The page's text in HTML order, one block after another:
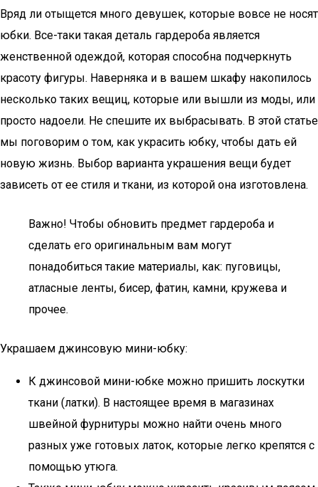
Вряд ли отыщется много девушек, которые вовсе не носят
юбки. Все-таки такая деталь гардероба является
женственной одеждой, которая способна подчеркнуть
красоту фигуры. Наверняка и в вашем шкафу накопилось
несколько таких вещиц, которые или вышли из моды, или
просто надоели. Не спешите их выбрасывать. В этой статье
мы поговорим о том, как украсить юбку, чтобы дать ей
новую жизнь. Выбор варианта украшения вещи будет
зависеть от ее стиля и ткани, из которой она изготовлена.
Важно! Чтобы обновить предмет гардероба и
сделать его оригинальным вам могут
понадобиться такие материалы, как: пуговицы,
атласные ленты, бисер, фатин, камни, кружева и
прочее.
Украшаем джинсовую мини-юбку:
К джинсовой мини-юбке можно пришить лоскутки
ткани (латки). В настоящее время в магазинах
швейной фурнитуры можно найти очень много
разных уже готовых латок, которые легко крепятся с
помощью утюга.